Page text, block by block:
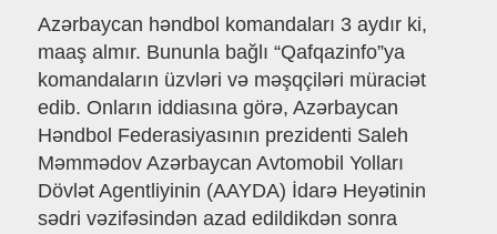
Azərbaycan həndbol komandaları 3 aydır ki,
maaş almır. Bununla bağlı “Qafqazinfo”ya
komandaların üzvləri və məşqçiləri müraciət
edib. Onların iddiasına görə, Azərbaycan
Həndbol Federasiyasının prezidenti Saleh
Məmmədov Azərbaycan Avtomobil Yolları
Dövlət Agentliyinin (AAYDA) İdarə Heyətinin
sədri vəzifəsindən azad edildikdən sonra